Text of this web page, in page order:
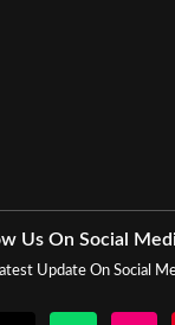
Us On Social
Update On Social